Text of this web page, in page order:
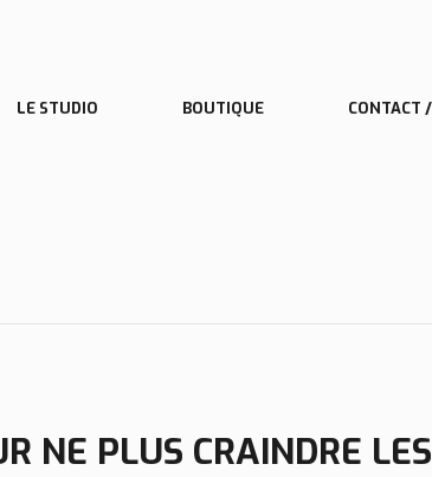
NE PLUS CRAINDRE LES